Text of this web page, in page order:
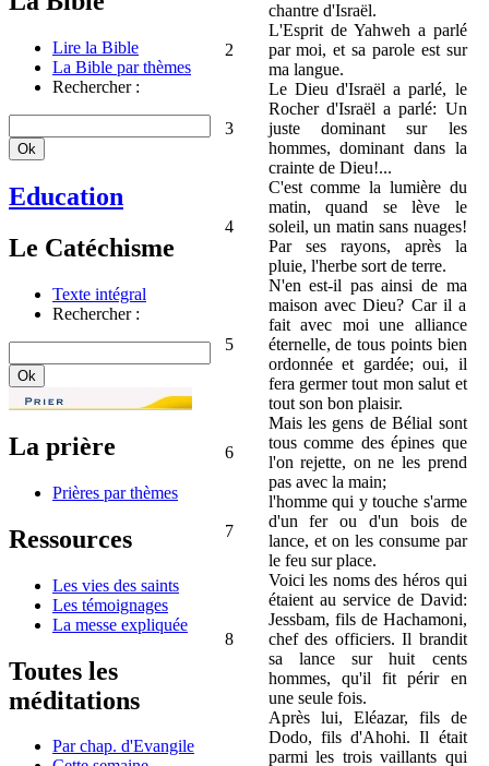
Lire la Bible
La Bible par thèmes
Rechercher :
Education
Le Catéchisme
Texte intégral
Rechercher :
La prière
Prières par thèmes
Ressources
Les vies des saints
Les témoignages
La messe expliquée
Toutes les
méditations
Par chap. d'Evangile
chantre d'Israël.
2
L'Esprit de Yahweh a parlé
par moi, et sa parole est sur
ma langue.
3
Le Dieu d'Israël a parlé, le
Rocher d'Israël a parlé: Un
juste dominant sur les
hommes, dominant dans la
crainte de Dieu!...
4
C'est comme la lumière du
matin, quand se lève le
soleil, un matin sans nuages!
Par ses rayons, après la
pluie, l'herbe sort de terre.
5
N'en est-il pas ainsi de ma
maison avec Dieu? Car il a
fait avec moi une alliance
éternelle, de tous points bien
ordonnée et gardée; oui, il
fera germer tout mon salut et
tout son bon plaisir.
6
Mais les gens de Bélial sont
tous comme des épines que
l'on rejette, on ne les prend
pas avec la main;
7
l'homme qui y touche s'arme
d'un fer ou d'un bois de
lance, et on les consume par
le feu sur place.
8
Voici les noms des héros qui
étaient au service de David:
Jessbam, fils de Hachamoni,
chef des officiers. Il brandit
sa lance sur huit cents
hommes, qu'il fit périr en
une seule fois.
Après lui, Eléazar, fils de
Dodo, fils d'Ahohi. Il était
parmi les trois vaillants qui